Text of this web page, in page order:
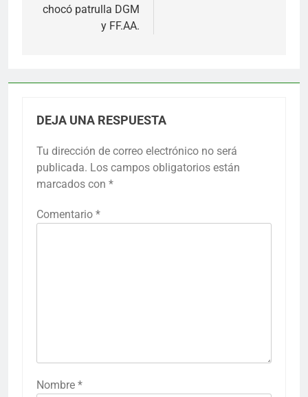
chocó patrulla DGM
y FF.AA.
DEJA UNA RESPUESTA
Tu dirección de correo electrónico no será
publicada. Los campos obligatorios están
marcados con *
Comentario *
Nombre *